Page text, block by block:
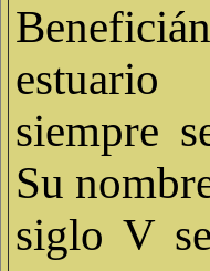
siempre
Su
siglo V